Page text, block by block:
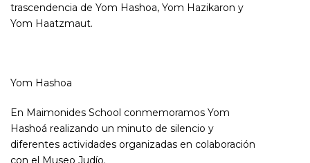
trascendencia de Yom Hashoa, Yom Hazikaron y
Yom Haatzmaut.
Yom Hashoa
En Maimonides School conmemoramos Yom
Hashoá realizando un minuto de silencio y
diferentes actividades organizadas en colaboración
con el Museo Judío.